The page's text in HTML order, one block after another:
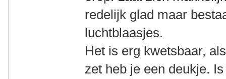
redelijk glad maar
luchtblaasjes.
Het is erg kwetsbaar,
zet heb je een deukje.